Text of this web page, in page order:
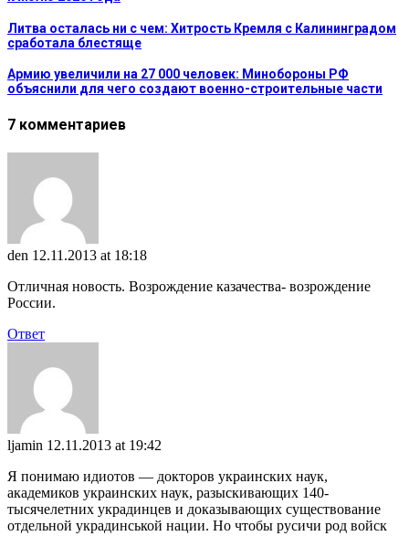
Литва осталась ни с чем: Хитрость Кремля с Калининградом
сработала блестяще
Армию увеличили на 27 000 человек: Минобороны РФ
объяснили для чего создают военно-строительные части
7 комментариев
den 12.11.2013 at 18:18
Отличная новость. Возрождение казачества- возрождение
России.
Ответ
ljamin 12.11.2013 at 19:42
Я понимаю идиотов — докторов украинских наук,
академиков украинских наук, разыскивающих 140-
тысячелетних украдинцев и доказывающих существование
отдельной украдинськой нации. Но чтобы русичи род войск